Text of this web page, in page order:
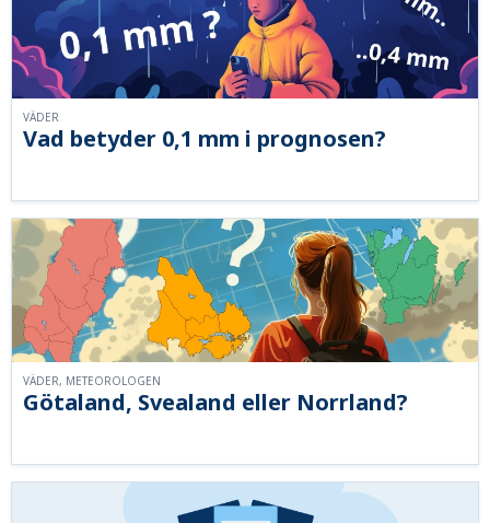
Vad betyder 0,1 mm i prognosen?
VÄDER
Götaland, Svealand eller Norrland?
VÄDER, METEOROLOGEN